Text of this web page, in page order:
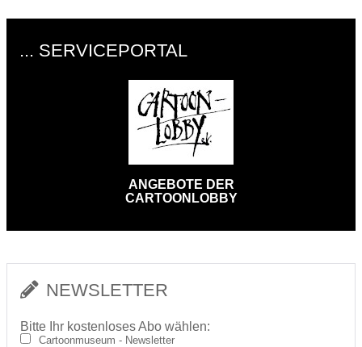
... SERVICEPORTAL
ANGEBOTE DER
CARTOONLOBBY
NEWSLETTER
Bitte Ihr kostenloses Abo wählen:
Cartoonmuseum - Newsletter